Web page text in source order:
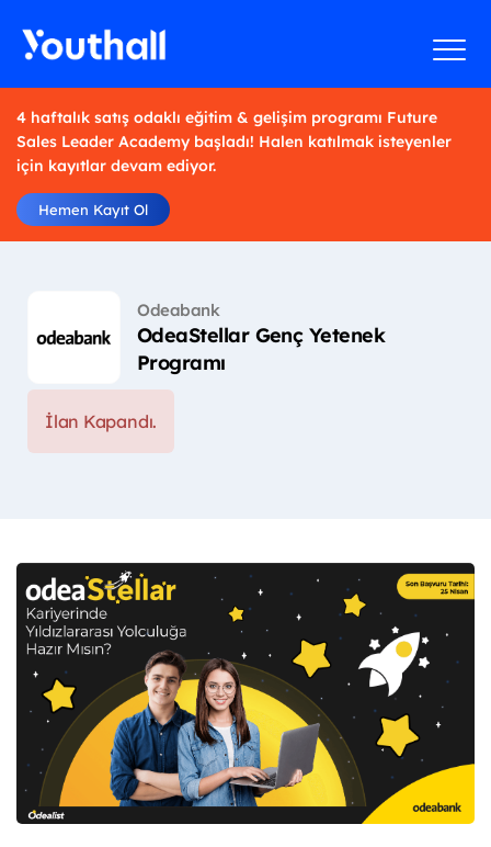
4 haftalık satış odaklı eğitim & gelişim programı Future
Sales Leader Academy başladı! Halen katılmak isteyenler
için kayıtlar devam ediyor.
Hemen Kayıt Ol
Odeabank
OdeaStellar Genç Yetenek
Programı
İlan Kapandı.